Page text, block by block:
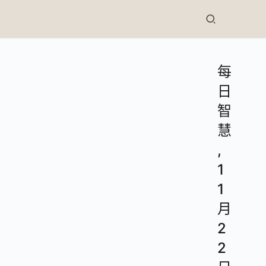
每
日
智
慧
,
1
1
月
2
2